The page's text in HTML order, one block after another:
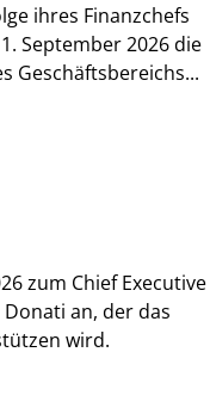
ihres Finanzchefs
September 2026 die
Geschäftsbereichs...
zum Chief Executive
an, der das
wird.